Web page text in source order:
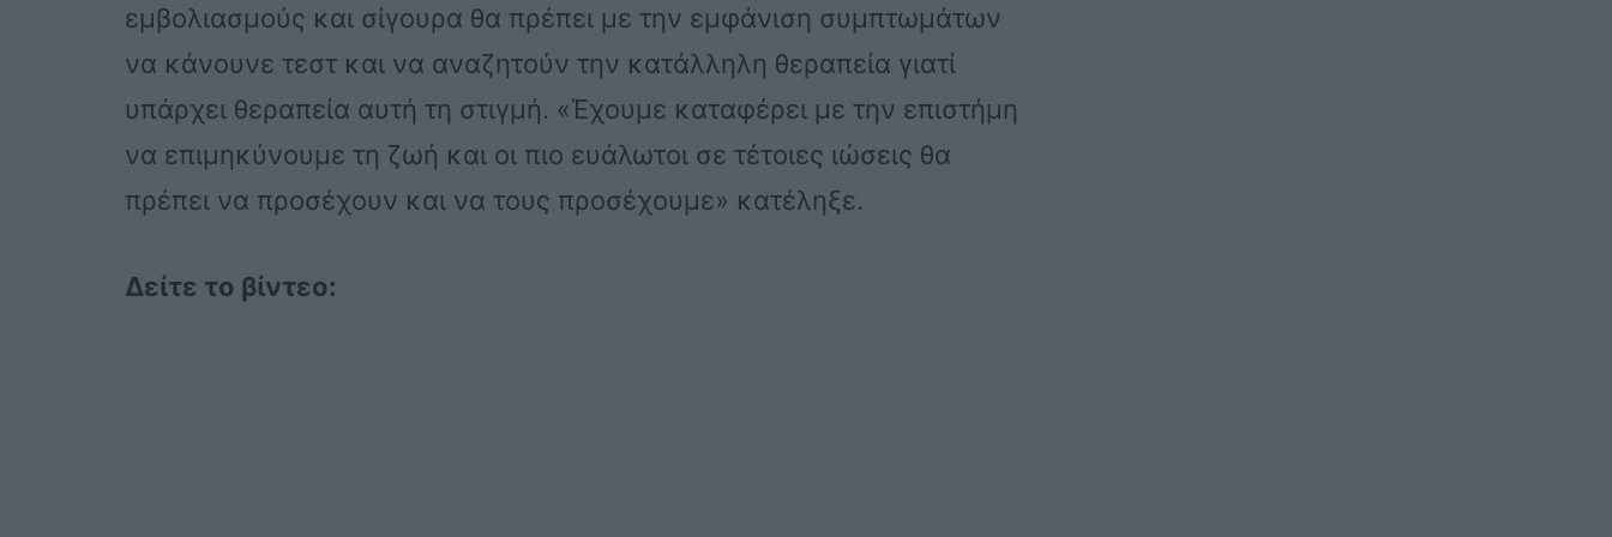
εμβολιασμούς και σίγουρα θα πρέπει με την εμφάνιση συμπτωμάτων
να κάνουνε τεστ και να αναζητούν την κατάλληλη θεραπεία γιατί
υπάρχει θεραπεία αυτή τη στιγμή. «Έχουμε καταφέρει με την επιστήμη
να επιμηκύνουμε τη ζωή και οι πιο ευάλωτοι σε τέτοιες ιώσεις θα
πρέπει να προσέχουν και να τους προσέχουμε» κατέληξε.
Δείτε το βίντεο: